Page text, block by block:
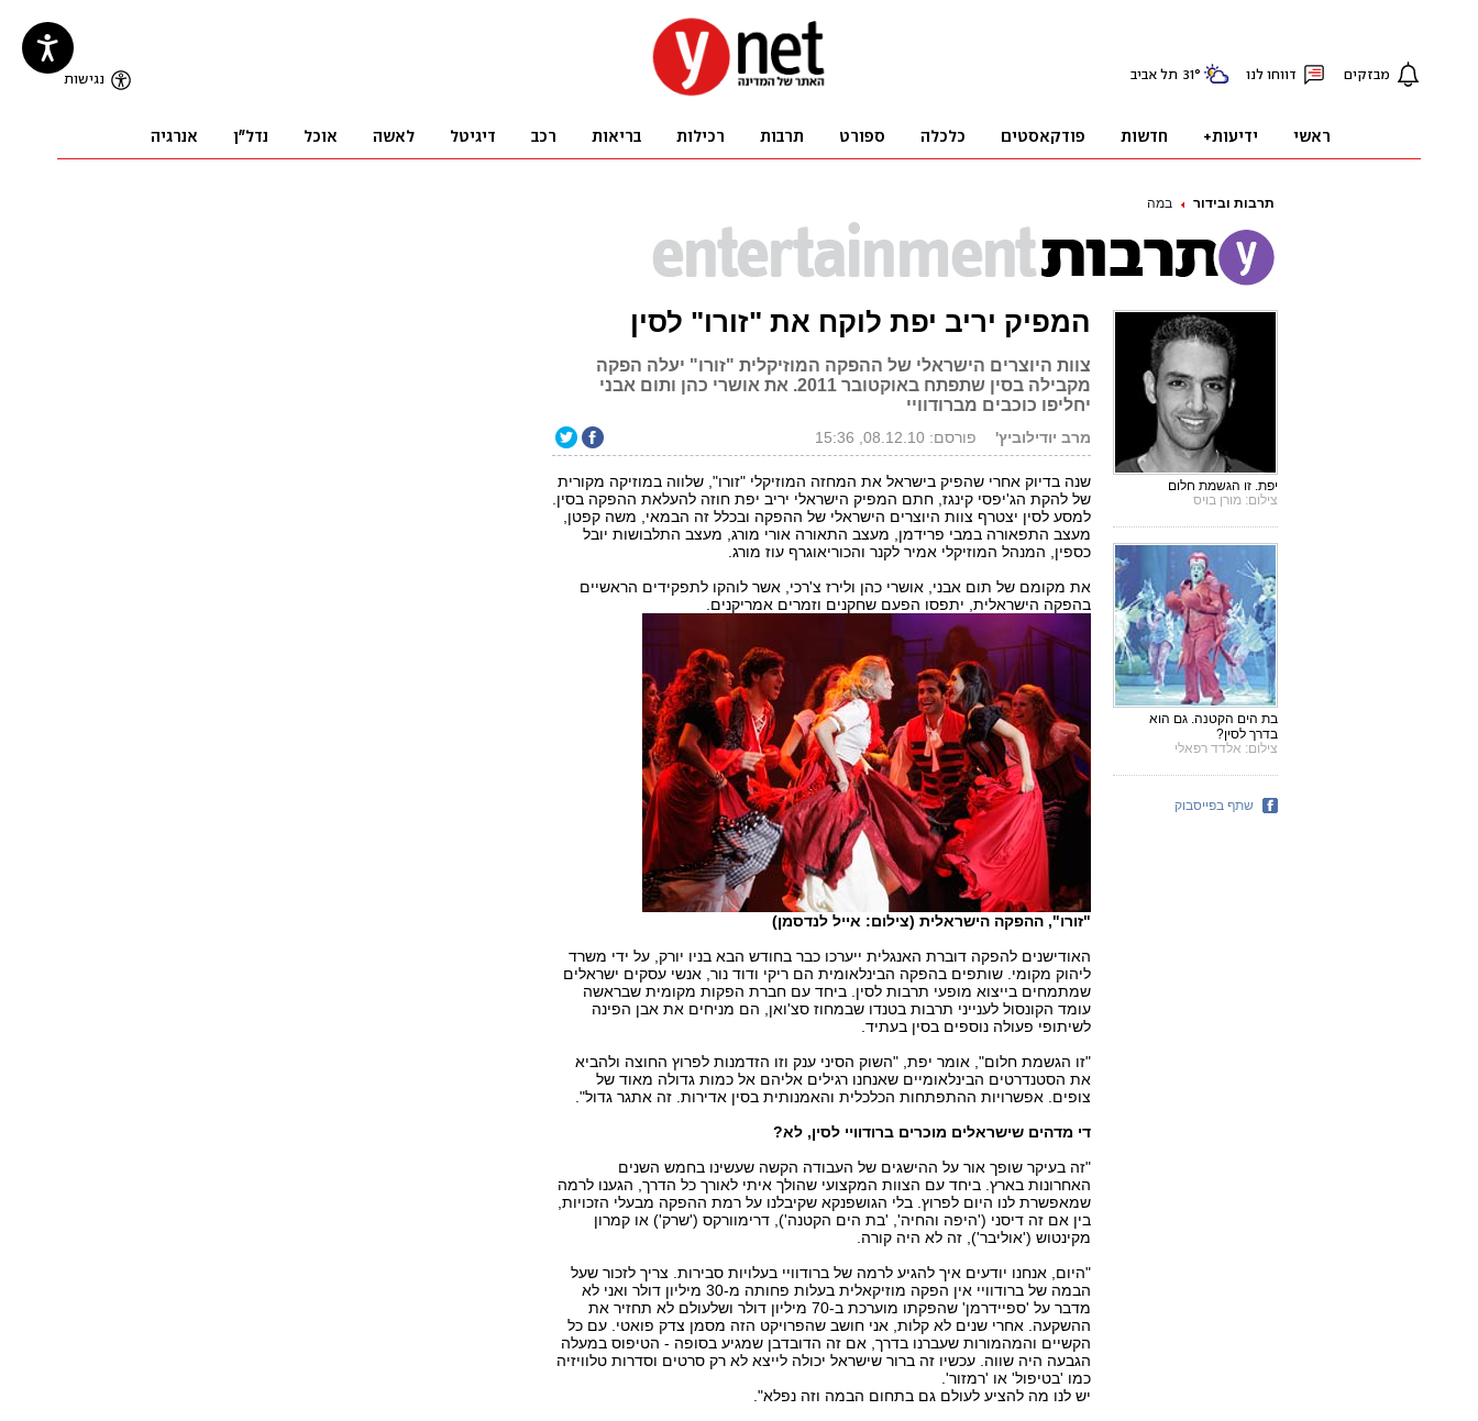
תרבות ובידור במה
המפיק יריב יפת לוקח את "זורו" לסין
צוות היוצרים הישראלי של ההפקה המוזיקלית "זורו" יעלה הפקה
מקבילה בסין שתפתח באוקטובר 2011. את אושרי כהן ותום אבני
יחליפו כוכבים מברודוויי
מרב יודילוביץ' פורסם: 08.12.10, 15:36
שנה בדיוק אחרי שהפיק בישראל את המחזה המוזיקלי "זורו", שלווה במוזיקה מקורית
של להקת הג'יפסי קינגז, חתם המפיק הישראלי יריב יפת חוזה להעלאת ההפקה בסין.
למסע לסין יצטרף צוות היוצרים הישראלי של ההפקה ובכלל זה הבמאי, משה קפטן,
מעצב התפאורה במבי פרידמן, מעצב התאורה אורי מורג, מעצב התלבושות יובל
כספין, המנהל המוזיקלי אמיר לקנר והכוריאוגרף עוז מורג.
את מקומם של תום אבני, אושרי כהן ולירז צ'רכי, אשר לוהקו לתפקידים הראשיים
בהפקה הישראלית, יתפסו הפעם שחקנים וזמרים אמריקנים.
"זורו", ההפקה הישראלית (צילום: אייל לנדסמן)
האודישנים להפקה דוברת האנגלית ייערכו כבר בחודש הבא בניו יורק, על ידי משרד
ליהוק מקומי. שותפים בהפקה הבינלאומית הם ריקי ודוד נור, אנשי עסקים ישראלים
שמתמחים בייצוא מופעי תרבות לסין. ביחד עם חברת הפקות מקומית שבראשה
עומד הקונסול לענייני תרבות בטנדו שבמחוז סצ'ואן, הם מניחים את אבן הפינה
לשיתופי פעולה נוספים בסין בעתיד.
"זו הגשמת חלום", אומר יפת, "השוק הסיני ענק וזו הזדמנות לפרוץ החוצה ולהביא
את הסטנדרטים הבינלאומיים שאנחנו רגילים אליהם אל כמות גדולה מאוד של
צופים. אפשרויות ההתפתחות הכלכלית והאמנותית בסין אדירות. זה אתגר גדול".
די מדהים שישראלים מוכרים ברודוויי לסין, לא?
"זה בעיקר שופך אור על ההישגים של העבודה הקשה שעשינו בחמש השנים
האחרונות בארץ. ביחד עם הצוות המקצועי שהולך איתי לאורך כל הדרך, הגענו לרמה
שמאפשרת לנו היום לפרוץ. בלי הגושפנקא שקיבלנו על רמת ההפקה מבעלי הזכויות,
בין אם זה דיסני ('היפה והחיה', 'בת הים הקטנה'), דרימוורקס ('שרק') או קמרון
מקינטוש ('אוליבר'), זה לא היה קורה.
"היום, אנחנו יודעים איך להגיע לרמה של ברודוויי בעלויות סבירות. צריך לזכור שעל
הבמה של ברודוויי אין הפקה מוזיקאלית בעלות פחותה מ-30 מיליון דולר ואני לא
מדבר על 'ספיידרמן' שהפקתו מוערכת ב-70 מיליון דולר ושלעולם לא תחזיר את
ההשקעה. אחרי שנים לא קלות, אני חושב שהפרויקט הזה מסמן צדק פואטי. עם כל
הקשיים והמהמורות שעברנו בדרך, אם זה הדובדבן שמגיע בסופה - הטיפוס במעלה
הגבעה היה שווה. עכשיו זה ברור שישראל יכולה לייצא לא רק סרטים וסדרות טלוויזיה
כמו 'בטיפול' או 'רמזור'.
יש לנו מה להציע לעולם גם בתחום הבמה וזה נפלא".
יפת. זו הגשמת חלום
צילום: מורן בויס
בת הים הקטנה. גם הוא
בדרך לסין?
צילום: אלדד רפאלי
שתף בפייסבוק